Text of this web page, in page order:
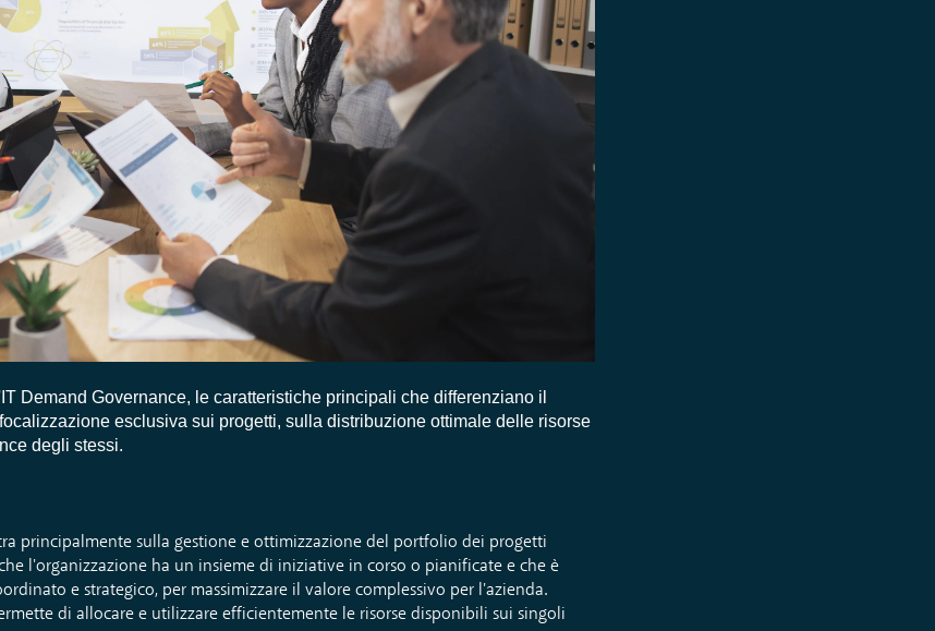
Demand Governance, le caratteristiche principali che differenziano il
esclusiva sui progetti, sulla distribuzione ottimale delle risorse
degli stessi.
principalmente sulla gestione e ottimizzazione del portfolio dei progetti
l'organizzazione ha un insieme di iniziative in corso o pianificate e che è
e strategico, per massimizzare il valore complessivo per l'azienda.
di allocare e utilizzare efficientemente le risorse disponibili sui singoli